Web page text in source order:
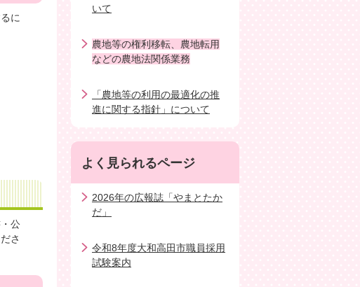
に
公
さ
いて
農地等の権利移転、農地転用
などの農地法関係業務
「農地等の利用の最適化の推
進に関する指針」について
よく見られるページ
2026年の広報誌「やまとたか
だ」
令和8年度大和高田市職員採用
試験案内